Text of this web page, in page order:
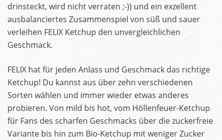
drinsteckt, wird nicht verraten ;-)) und ein exzellent
ausbalanciertes Zusammenspiel von süß und sauer
verleihen FELIX Ketchup den unvergleichlichen
Geschmack.
FELIX hat für jeden Anlass und Geschmack das richtige
Ketchup! Du kannst aus über zehn verschiedenen
Sorten wählen und immer wieder etwas anderes
probieren. Von mild bis hot, vom Höllenfeuer-Ketchup
für Fans des scharfen Geschmacks über die zuckerfreie
Variante bis hin zum Bio-Ketchup mit weniger Zucker